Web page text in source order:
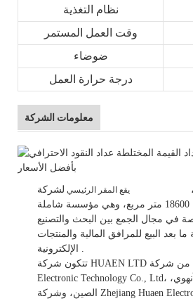
نظام التغذية
وقت العمل المستمر
ضوضاء
درجة حرارة العمل
معلومات الشركة
يقع المقر الرئيسي
،
مؤسسة شاملة
في مجال الجمع بين البحث والتصنيع
بعد البيع للمرافق المالية والمنتجات
تتكون شركة HUAEN LTD من شركة Anhui Province Huaen
Electronic Technology Co., Ltd، التي تقع في هوانغشان، آنهوي،
الصين، وشركة Zhejiang Huaen Electronic Technology Co., Ltd،